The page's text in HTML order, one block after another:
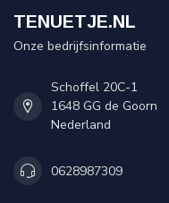
TENUETJE.NL
Onze bedrijfsinformatie
Schoffel 20C-1
1648 GG de Goorn
Nederland
0628987309